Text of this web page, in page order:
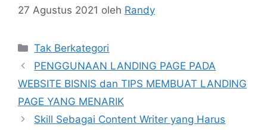
27 Agustus 2021 oleh Randy
Kategori
Tak Berkategori
PENGGUNAAN LANDING PAGE PADA
WEBSITE BISNIS dan TIPS MEMBUAT LANDING
PAGE YANG MENARIK
Skill Sebagai Content Writer yang Harus